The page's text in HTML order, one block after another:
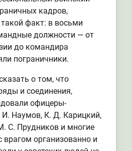
кадров,
такой факт: в восьми
должности — от
до командира
пограничники.
о том, что
и соединения,
офицеры-
Наумов, К. Д. Карицкий,
С. Прудников и многие
врагом организованно и